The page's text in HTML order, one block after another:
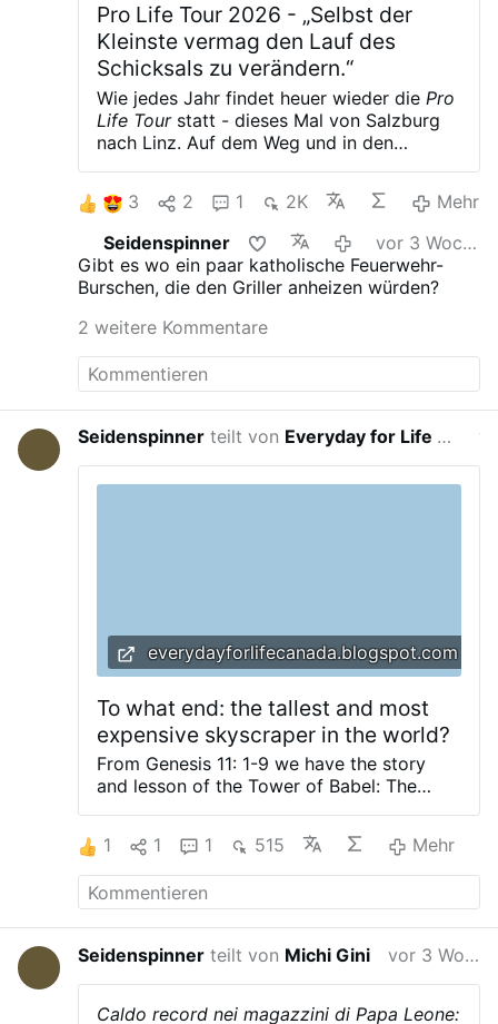
Pro Life Tour 2026 - „Selbst der
Kleinste vermag den Lauf des
Schicksals zu verändern.“
Wie jedes Jahr findet heuer wieder diePro
Life Tourstatt - dieses Mal von Salzburg
nach Linz. Auf dem Weg und in den
das Thema Abtreibung und führen
verschiedene Aktionen durch.
Schritt für
Schritt, Kilometer für Kilometer kommen
wir unserem Ziel näher: Eine Welt, in der
jeder Mensch von seiner Empfängnis an
bis zu seinem natürlichen Tod geschützt
und geliebt wird. Sei dabei!
3 2 1 2K
Mehr
Seidenspinner
vor 3 Wochen
Gibt es wo ein paar katholische Feuerwehr-
Burschen, die den Griller anheizen würden?
2 weitere Kommentare
Seidenspinner teilt von Everyday for Life Canada
everydayforlifecanada.blogspot.com
To what end: the tallest and most
expensive skyscraper in the world?
From Genesis 11: 1-9 we have the story
and lesson of the Tower of Babel: The
with the same vocabulary. Now, as people
moved eastwards they found a valley in
the land of Shinar where they settled. They
said to one another, 'Come, let us make
they used bricks, and for mortar they used
bitumen. 'Come,' they said, 'let us build
ourselves a city and a tower with its top
reaching heaven. Let us make a name for
1 1 1 515 Mehr
Seidenspinner teilt von Michi Gini vor 3 Wochen
Caldo record nei magazzini di Papa Leone: